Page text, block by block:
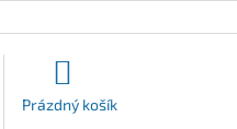
Prázdný košík